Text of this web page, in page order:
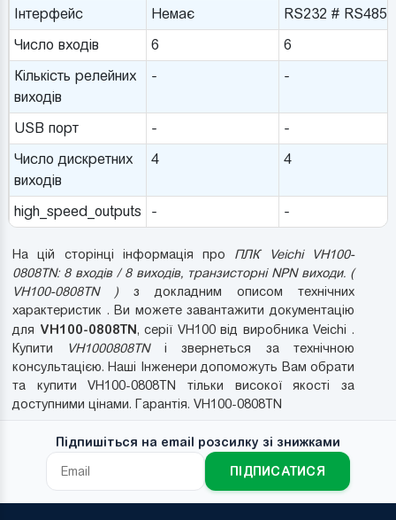
Інтерфейс
Немає
RS232 # RS485
Число входів
6
6
Кількість релейних
виходів
- -
USB порт -
-
Число дискретних
виходів
4 4
high_speed_outputs - -
На цій сторінці інформація про ПЛК Veichi VH100-
0808TN: 8 входів / 8 виходів, транзисторні NPN виходи. (
VH100-0808TN )з докладним описом технічних
характеристик . Ви можете завантажити документацію
для VH100-0808TN, серії VH100 від виробника Veichi .
Купити
VH1000808TNі звернеться за технічною
консультацією. Наші Інженери допоможуть Вам обрати
та купити VH100-0808TN тільки високої якості за
доступними цінами. Гарантія. VH100-0808TN
Підпишіться на email розсилку зі знижками
ПІДПИСАТИСЯ